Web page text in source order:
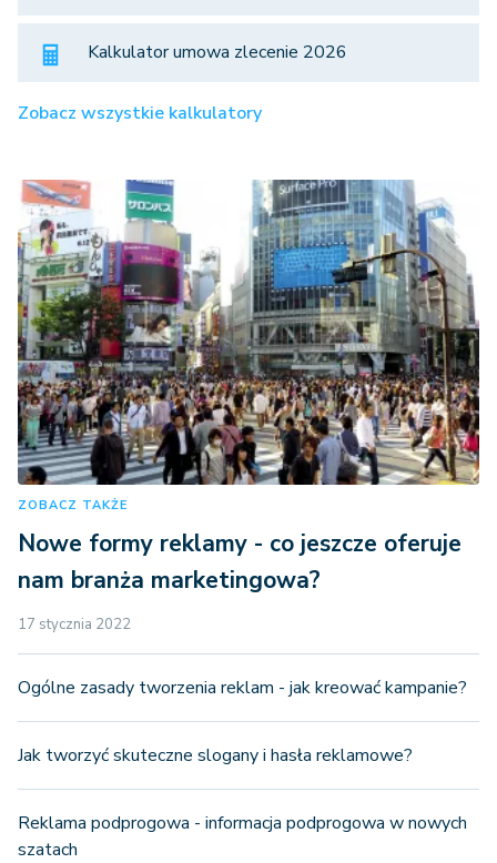
Kalkulator umowa zlecenie 2026
Zobacz wszystkie kalkulatory
ZOBACZ TAKŻE
Nowe formy reklamy - co jeszcze oferuje
nam branża marketingowa?
17 stycznia 2022
Ogólne zasady tworzenia reklam - jak kreować kampanie?
Jak tworzyć skuteczne slogany i hasła reklamowe?
Reklama podprogowa - informacja podprogowa w nowych
szatach